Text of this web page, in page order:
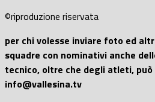
©riproduzione riservata
per chi volesse inviare foto ed
squadre con nominativi anche
tecnico, oltre che degli atleti,
info@vallesina.tv